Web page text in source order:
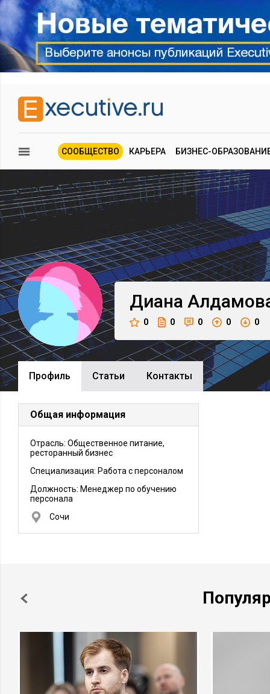
СООБЩЕСТВО КАРЬЕРА БИЗНЕС-
Диана
0 0 0 0 0
Профиль Cтатьи Контакты
Общая информация
Отрасль: Общественное питание,
ресторанный бизнес
Специализация: Работа с персоналом
Должность: Менеджер по обучению
персонала
Сочи